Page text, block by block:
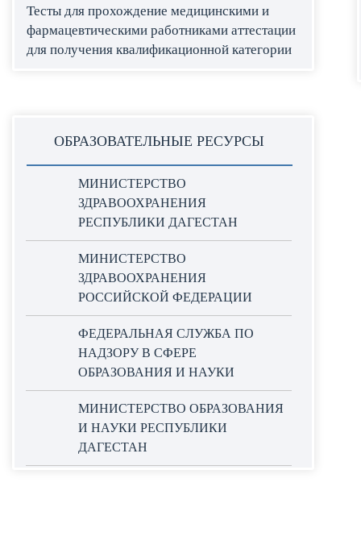
Тесты для прохождение медицинскими и
фармацевтическими работниками аттестации
для получения квалификационной категории
ОБРАЗОВАТЕЛЬНЫЕ РЕСУРСЫ
МИНИСТЕРСТВО
ЗДРАВООХРАНЕНИЯ
РЕСПУБЛИКИ ДАГЕСТАН
МИНИСТЕРСТВО
ЗДРАВООХРАНЕНИЯ
РОССИЙСКОЙ ФЕДЕРАЦИИ
ФЕДЕРАЛЬНАЯ СЛУЖБА ПО
НАДЗОРУ В СФЕРЕ
ОБРАЗОВАНИЯ И НАУКИ
МИНИСТЕРСТВО ОБРАЗОВАНИЯ
И НАУКИ РЕСПУБЛИКИ
ДАГЕСТАН